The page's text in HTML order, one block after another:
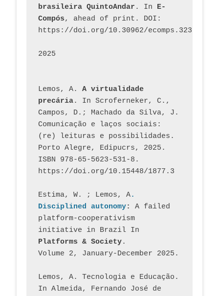
brasileira QuintoAndar . In E-
Compós, ahead of print. DOI:
https://doi.org/10.30962/ecomps.3231
2025
Lemos, A. A virtualidade
precária. In Scroferneker, C.,
Campos, D.; Machado da Silva, J.
Comunicação e laços sociais:
(re) leituras e possibilidades.
Porto Alegre, Edipucrs, 2025.
ISBN 978-65-5623-531-8.
https://doi.org/10.15448/1877.3
Estima, W. ; Lemos, A.
Disciplined autonomy: A failed
platform-cooperativism
initiative in Brazil In
Platforms & Society.
Volume 2, January-December 2025.
Lemos, A. Tecnologia e Educação.
In Almeida, Fernando José de